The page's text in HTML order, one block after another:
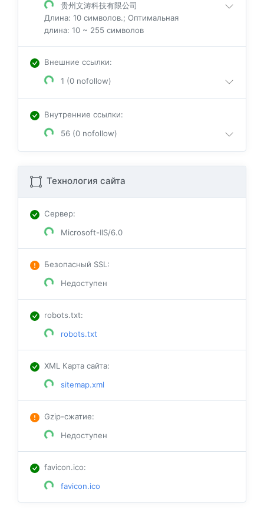
贵州文涛科技有限公司
Длина: 10 символов.; Оптимальная
длина: 10 ~ 255 символов
Внешние ссылки:
1 (0 nofollow)
Внутренние ссылки:
56 (0 nofollow)
Технология сайта
Сервер:
Microsoft-IIS/6.0
Безопасный SSL:
Недоступен
robots.txt:
robots.txt
XML Карта сайта:
sitemap.xml
Gzip-сжатие:
Недоступен
favicon.ico:
favicon.ico